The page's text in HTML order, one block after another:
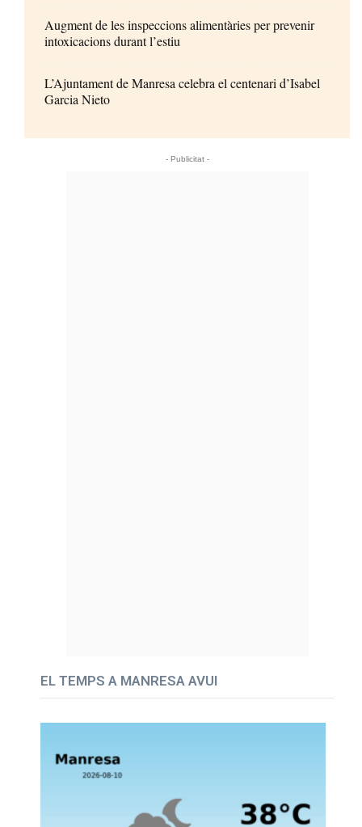
Augment de les inspeccions alimentàries per prevenir
intoxicacions durant l’estiu
L’Ajuntament de Manresa celebra el centenari d’Isabel
Garcia Nieto
- Publicitat -
EL TEMPS A MANRESA AVUI